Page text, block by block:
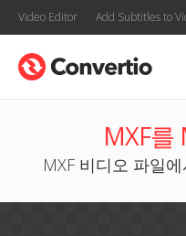
Video Editor Add Subtitles to
MXF를
MXF 비디오 파일